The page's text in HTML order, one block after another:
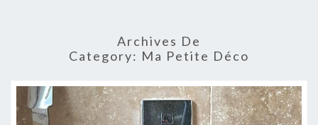
Archives De
Category: Ma Petite Déco